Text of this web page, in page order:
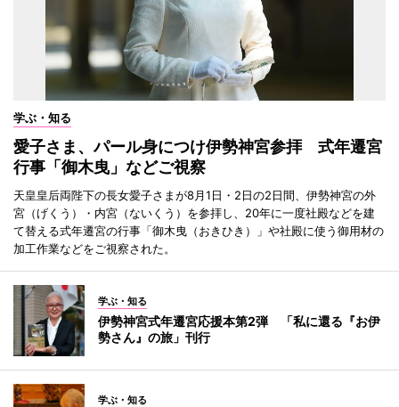
学ぶ・知る
愛子さま、パール身につけ伊勢神宮参拝 式年遷宮
行事「御木曳」などご視察
天皇皇后両陛下の長女愛子さまが8月1日・2日の2日間、伊勢神宮の外
宮（げくう）・内宮（ないくう）を参拝し、20年に一度社殿などを建
て替える式年遷宮の行事「御木曳（おきひき）」や社殿に使う御用材の
加工作業などをご視察された。
学ぶ・知る
伊勢神宮式年遷宮応援本第2弾 「私に還る『お伊
勢さん』の旅」刊行
学ぶ・知る